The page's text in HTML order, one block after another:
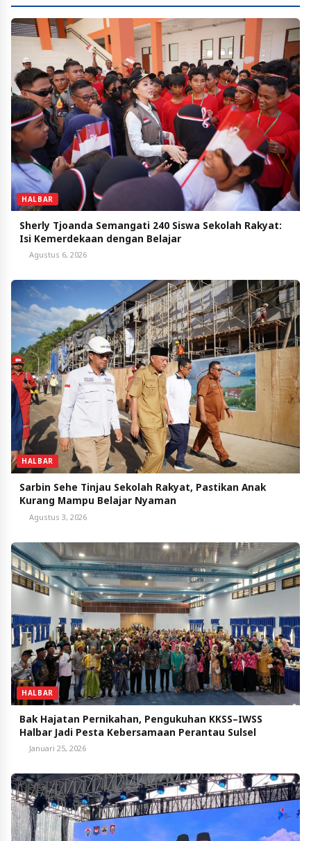
HALBAR
Sherly Tjoanda Semangati 240 Siswa Sekolah Rakyat:
Isi Kemerdekaan dengan Belajar
Agustus 6, 2026
HALBAR
Sarbin Sehe Tinjau Sekolah Rakyat, Pastikan Anak
Kurang Mampu Belajar Nyaman
Agustus 3, 2026
HALBAR
Bak Hajatan Pernikahan, Pengukuhan KKSS–IWSS
Halbar Jadi Pesta Kebersamaan Perantau Sulsel
Januari 25, 2026